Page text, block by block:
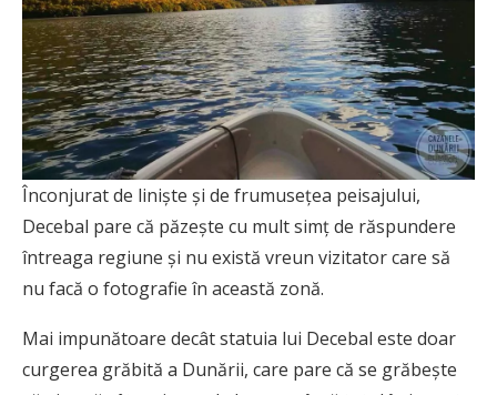
Înconjurat de liniște și de frumusețea peisajului,
Decebal pare că păzește cu mult simț de răspundere
întreaga regiune și nu există vreun vizitator care să
nu facă o fotografie în această zonă.
Mai impunătoare decât statuia lui Decebal este doar
curgerea grăbită a Dunării, care pare că se grăbește